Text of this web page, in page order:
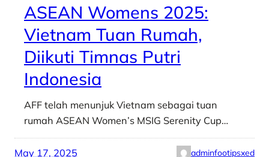
ASEAN Womens 2025:
Vietnam Tuan Rumah,
Diikuti Timnas Putri
Indonesia
AFF telah menunjuk Vietnam sebagai tuan
rumah ASEAN Women’s MSIG Serenity Cup…
May 17, 2025 adminfootipsxed